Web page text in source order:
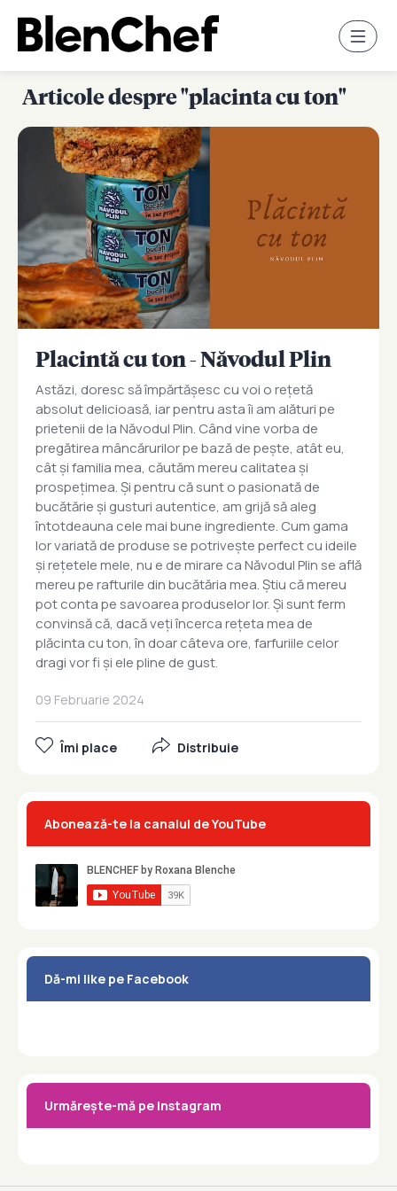
Articole despre "placinta cu ton"
Placintă cu ton - Năvodul Plin
Astăzi, doresc să împărtășesc cu voi o rețetă
absolut delicioasă, iar pentru asta îi am alături pe
prietenii de la Năvodul Plin. Când vine vorba de
pregătirea mâncărurilor pe bază de pește, atât eu,
cât și familia mea, căutăm mereu calitatea și
prospețimea. Și pentru că sunt o pasionată de
bucătărie și gusturi autentice, am grijă să aleg
întotdeauna cele mai bune ingrediente. Cum gama
lor variată de produse se potrivește perfect cu ideile
și rețetele mele, nu e de mirare ca Năvodul Plin se află
mereu pe rafturile din bucătăria mea. Știu că mereu
pot conta pe savoarea produselor lor. Și sunt ferm
convinsă că, dacă veți încerca rețeta mea de
plăcinta cu ton, în doar câteva ore, farfuriile celor
dragi vor fi și ele pline de gust.
09 Februarie 2024
Îmi place Distribuie
Abonează-te la canalul de YouTube
Dă-mi like pe Facebook
Urmărește-mă pe Instagram